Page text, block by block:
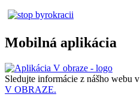
Mobilná aplikácia
Sledujte informácie z nášho webu v
V OBRAZE.